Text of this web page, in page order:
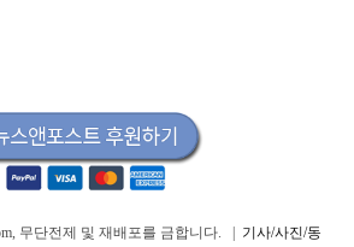
무단전제 및 재배포를 금합니다. | 기사/사진/동